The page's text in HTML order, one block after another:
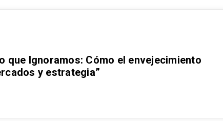
que Ignoramos: Cómo el envejecimiento
y estrategia”